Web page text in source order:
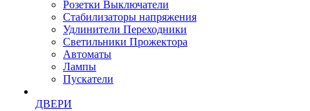
Розетки Выключатели
Стабилизаторы напряжения
Удлинители Переходники
Светильники Прожектора
Автоматы
Лампы
Пускатели
ДВЕРИ